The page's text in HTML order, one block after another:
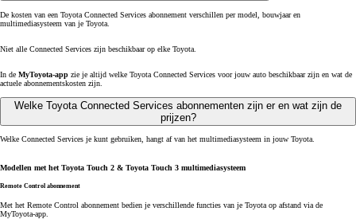
De kosten van een Toyota Connected Services abonnement verschillen per model, bouwjaar en
multimediasysteem van je Toyota.
Niet alle Connected Services zijn beschikbaar op elke Toyota.
In de MyToyota-app zie je altijd welke Toyota Connected Services voor jouw auto beschikbaar zijn en wat de
actuele abonnementskosten zijn.
Welke Toyota Connected Services abonnementen zijn er en wat zijn de
prijzen?
Welke Connected Services je kunt gebruiken, hangt af van het multimediasysteem in jouw Toyota.
Modellen met het Toyota Touch 2 & Toyota Touch 3 multimediasysteem
Remote Control abonnement
Met het Remote Control abonnement bedien je verschillende functies van je Toyota op afstand via de
MyToyota-app.